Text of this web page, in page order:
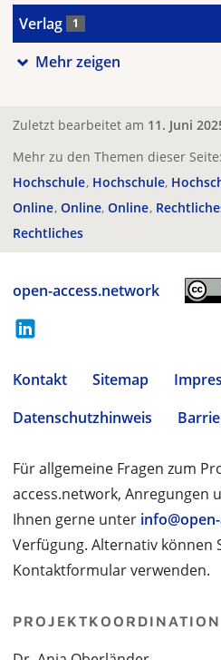
Verlag 1
Mehr zeigen
Zuletzt bearbeitet am 11. Juni
Mehr zu den Themen dieser Seite:
Hochschule Hochschule
Online Online Online
Rechtliches
open-access.network
Kontakt Sitemap
Datenschutzhinweis
Für allgemeine Fragen zum
access.network, Anregungen
Ihnen gerne unter
Verfügung. Alternativ können
Kontaktformular verwenden.
PROJEKTKOORDINATION